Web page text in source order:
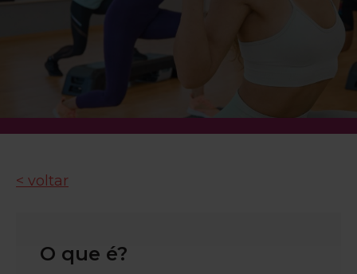
< voltar
O que é?